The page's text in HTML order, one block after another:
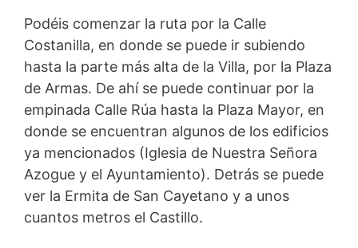
Podéis comenzar la ruta por la Calle
Costanilla, en donde se puede ir subiendo
hasta la parte más alta de la Villa, por la Plaza
de Armas. De ahí se puede continuar por la
empinada Calle Rúa hasta la Plaza Mayor, en
donde se encuentran algunos de los edificios
ya mencionados (Iglesia de Nuestra Señora
Azogue y el Ayuntamiento). Detrás se puede
ver la Ermita de San Cayetano y a unos
cuantos metros el Castillo.